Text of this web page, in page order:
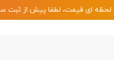
لحظه ای قیمت، لطفا پیش از ثبت